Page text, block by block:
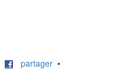
partager •